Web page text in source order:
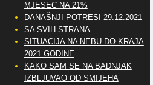
MJESEC NA 21%
DANAŠNJI POTRESI 29.12.2021
SA SVIH STRANA
SITUACIJA NA NEBU DO KRAJA
2021 GODINE
KAKO SAM SE NA BADNJAK
IZBLJUVAO OD SMIJEHA